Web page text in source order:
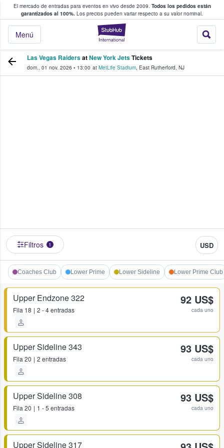
El mercado de entradas para eventos en vivo desde 2009. Todos los pedidos están
garantizados al 100%. Los precios pueden variar respecto a su valor nominal.
StubHub:
Menú
y venta de entradas entre fans
Las Vegas RaidersatNew York JetsTickets
dom., 01 nov. 2026 • 13:00 at MetLife Stadium, East Rutherford, NJ
Filtros 1 USD
Coaches Club Lower Prime Lower Sideline Lower Prime Club
Upper Endzone 322
Fila 18 2 - 4 entradas
92 US$
cada uno
Upper Sideline 343
Fila 20 2 entradas
93 US$
cada uno
Upper Sideline 308
Fila 20 1 - 5 entradas
93 US$
cada uno
Upper Sideline 317